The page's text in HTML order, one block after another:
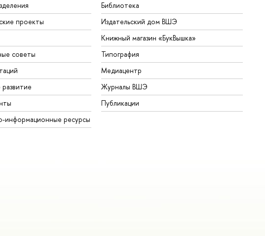
проекты
советы
информационные ресурсы
Библиотека
Издательский дом ВШЭ
Книжный магазин «БукВышка»
Типография
Медиацентр
Журналы ВШЭ
Публикации